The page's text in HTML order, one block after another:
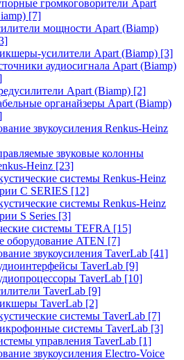
громкоговорители Apart
[7]
мощности Apart (Biamp)
усилители Apart (Biamp) [3]
аудиосигнала Apart (Biamp)
Apart (Biamp) [2]
органайзеры Apart (Biamp)
звукоусиления Renkus-Heinz
звуковые колонны
Heinz [23]
системы Renkus-Heinz
C SERIES [12]
системы Renkus-Heinz
S Series [3]
системы TEFRA [15]
оборудование ATEN [7]
звукоусиления TaverLab [41]
TaverLab [9]
TaverLab [10]
TaverLab [9]
TaverLab [2]
системы TaverLab [7]
системы TaverLab [3]
управления TaverLab [1]
звукоусиления Electro-Voice